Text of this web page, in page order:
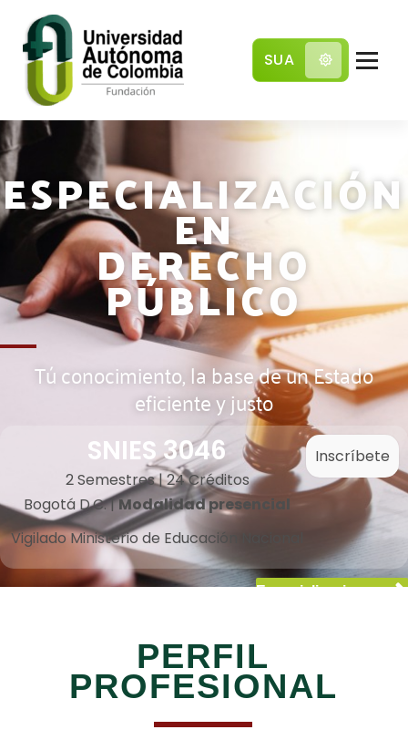
SUA
ESPECIALIZACIÓN
EN
DERECHO
PÚBLICO
Tú conocimiento, la base de un Estado
eficiente y justo
SNIES 3046
2 Semestres | 24 Créditos
Bogotá D.C. |Modalidad presencial
Vigilado Ministerio de Educación Nacional
Inscríbete
Especializaciones
PERFIL
PROFESIONAL